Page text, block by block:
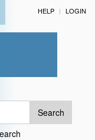
HELP LOGIN
Search